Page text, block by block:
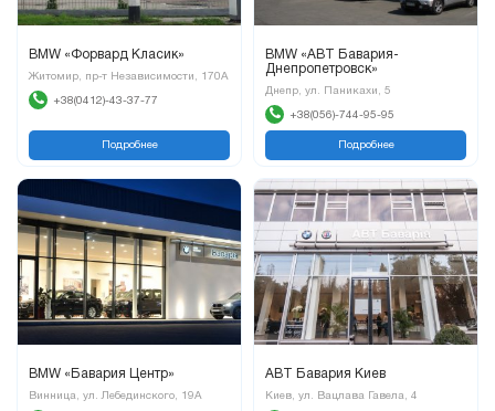
BMW «Форвард Класик»
Житомир, пр-т Независимости, 170А
+38(0412)-43-37-77
Подробнее
BMW «АВТ Бавария-
Днепропетровск»
Днепр, ул. Паникахи, 5
+38(056)-744-95-95
Подробнее
BMW «Бавария Центр»
Винница, ул. Лебединского, 19А
АВТ Бавария Киев
Киев, ул. Вацлава Гавела, 4